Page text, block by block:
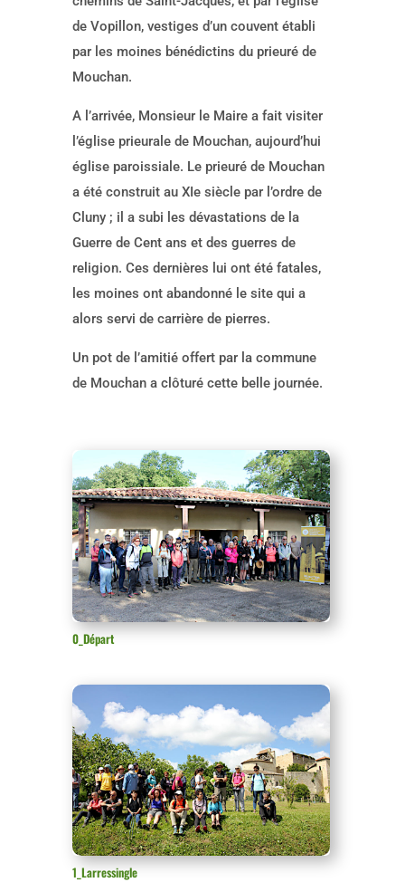
de Vopillon, vestiges d’un couvent établi
par les moines bénédictins du prieuré de
Mouchan.
A l’arrivée, Monsieur le Maire a fait visiter
l’église prieurale de Mouchan, aujourd’hui
église paroissiale. Le prieuré de Mouchan
a été construit au XIe siècle par l’ordre de
Cluny ; il a subi les dévastations de la
Guerre de Cent ans et des guerres de
religion. Ces dernières lui ont été fatales,
les moines ont abandonné le site qui a
alors servi de carrière de pierres.
Un pot de l’amitié offert par la commune
de Mouchan a clôturé cette belle journée.
0_Départ
1_Larressingle